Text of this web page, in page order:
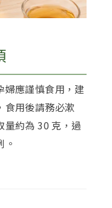
婦應謹慎食用，建
食用後請務必漱
量約為 30 克，過